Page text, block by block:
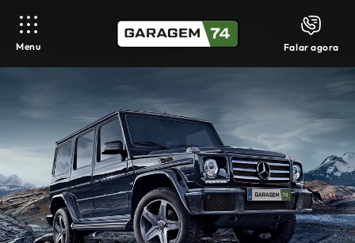
Menu Falar agora